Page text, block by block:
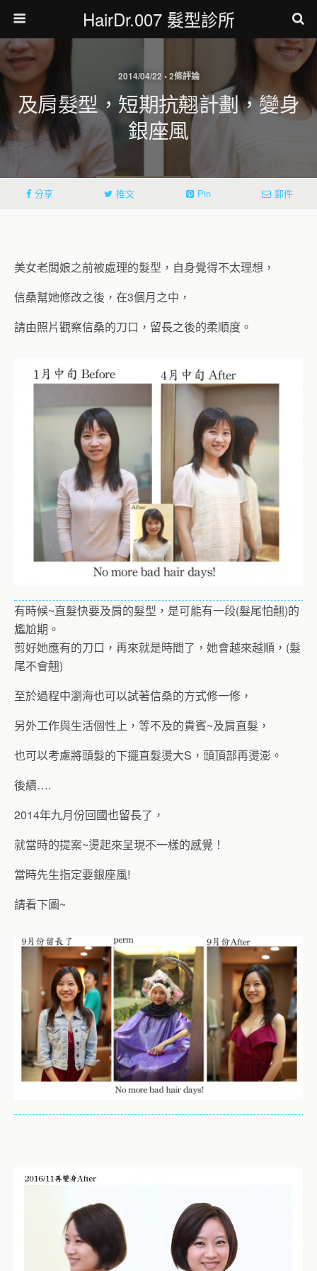
HairDr.007 髮型診所
2014/04/22 • 2條評論
及肩髮型，短期抗翹計劃，變身
銀座風
分享 推文 Pin 郵件
美女老闆娘之前被處理的髮型，自身覺得不太理想，
信桑幫她修改之後，在3個月之中，
請由照片觀察信桑的刀口，留長之後的柔順度。
有時候~直髮快要及肩的髮型，是可能有一段(髮尾怕翹)的
尷尬期。
剪好她應有的刀口，再來就是時間了，她會越來越順，(髮
尾不會翹)
至於過程中瀏海也可以試著信桑的方式修一修，
另外工作與生活個性上，等不及的貴賓~及肩直髮，
也可以考慮將頭髮的下擺直髮燙大S，頭頂部再燙澎。
後續….
2014年九月份回國也留長了，
就當時的提案~燙起來呈現不一樣的感覺！
當時先生指定要銀座風!
請看下圖~